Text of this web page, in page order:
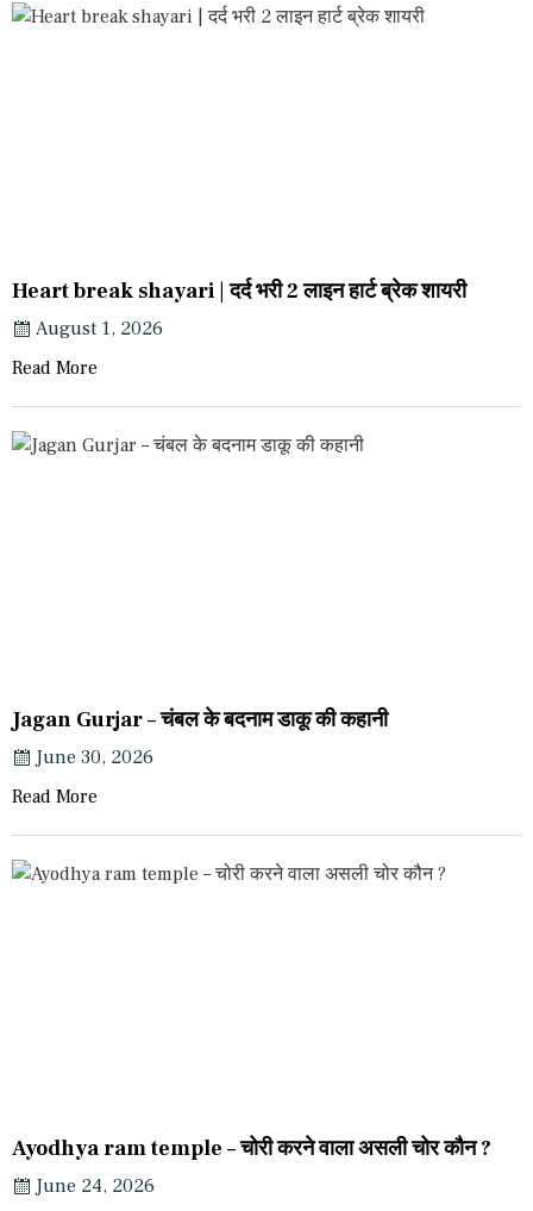
Heart break shayari | दर्द भरी 2 लाइन हार्ट ब्रेक शायरी
August 1, 2026
Read More
Jagan Gurjar – चंबल के बदनाम डाकू की कहानी
June 30, 2026
Read More
Ayodhya ram temple – चोरी करने वाला असली चोर कौन ?
June 24, 2026